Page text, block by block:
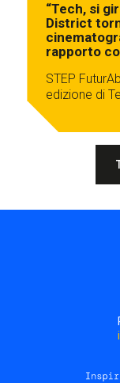
“Tech, si
District
rapporto
STEP
edizione di